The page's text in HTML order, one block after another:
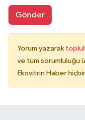
Gönder
Yorum yazarak
ve tüm sorumluluğu
Ekovitrin Haber